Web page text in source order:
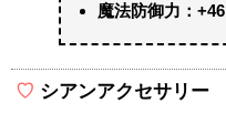
魔法防御力：+46
シアンアクセサリー